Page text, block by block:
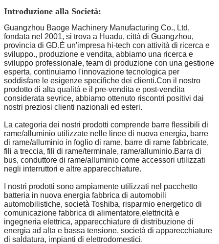
Introduzione alla Società:
Guangzhou Baoge Machinery Manufacturing Co., Ltd,
fondata nel 2001, si trova a Huadu, città di Guangzhou,
provincia di GD.È un'impresa hi-tech con attività di ricerca e
sviluppo., produzione e vendita, abbiamo una ricerca e
sviluppo professionale, team di produzione con una gestione
esperta, continuiamo l'innovazione tecnologica per
soddisfare le esigenze specifiche dei clienti.Con il nostro
prodotto di alta qualità e il pre-vendita e post-vendita
considerata sevrice, abbiamo ottenuto riscontri positivi dai
nostri preziosi clienti nazionali ed esteri.
La categoria dei nostri prodotti comprende barre flessibili di
rame/alluminio utilizzate nelle linee di nuova energia, barre
di rame/alluminio in foglio di rame, barre di rame fabbricate,
fili a treccia, fili di rame/terminale, rame/alluminio.Barra di
bus, conduttore di rame/alluminio come accessori utilizzati
negli interruttori e altre apparecchiature.
I nostri prodotti sono ampiamente utilizzati nel pacchetto
batteria in nuova energia fabbrica di automobili
automobilistiche, società Toshiba, risparmio energetico di
comunicazione fabbrica di alimentatore,elettricità e
ingegneria elettrica, apparecchiature di distribuzione di
energia ad alta e bassa tensione, società di apparecchiature
di saldatura, impianti di elettrodomestici.